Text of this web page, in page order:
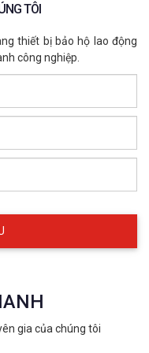
lượng.
TÔI
thiết bị bảo hộ lao động
công nghiệp.
gia của chúng tôi